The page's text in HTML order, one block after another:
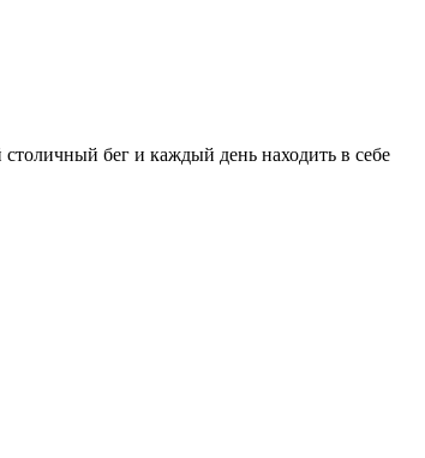
бег и каждый день находить в себе